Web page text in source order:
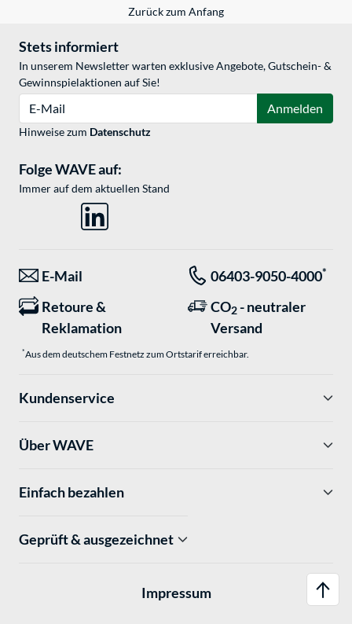
Zurück zum Anfang
Stets informiert
In unserem Newsletter warten exklusive Angebote, Gutschein- &
Gewinnspielaktionen auf Sie!
Anmelden
Hinweise zum Datenschutz
Folge WAVE auf:
Immer auf dem aktuellen Stand
E-Mail 06403-9050-4000*
Retoure &
Reklamation
CO2 - neutraler
Versand
*Aus dem deutschem Festnetz zum Ortstarif erreichbar.
Kundenservice
Über WAVE
Einfach bezahlen
Geprüft & ausgezeichnet
Impressum